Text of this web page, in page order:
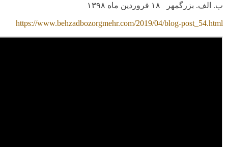
ب. الف. بزرگمهر ۱۸ فروردین ماه ۱۳۹۸
https://www.behzadbozorgmehr.com/2019/04/blog-post_54.html